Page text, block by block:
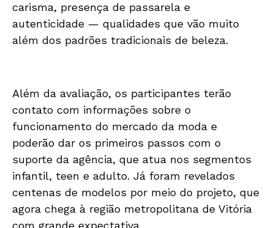
carisma, presença de passarela e
autenticidade — qualidades que vão muito
além dos padrões tradicionais de beleza.
Além da avaliação, os participantes terão
contato com informações sobre o
funcionamento do mercado da moda e
poderão dar os primeiros passos com o
suporte da agência, que atua nos segmentos
infantil, teen e adulto. Já foram revelados
centenas de modelos por meio do projeto, que
agora chega à região metropolitana de Vitória
com grande expectativa.